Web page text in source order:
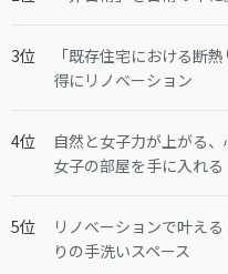
「既存住宅における断
得にリノベーション
自然と女子力が上がる
女子の部屋を手に入れる
リノベーションで叶え
りの手洗いスペース